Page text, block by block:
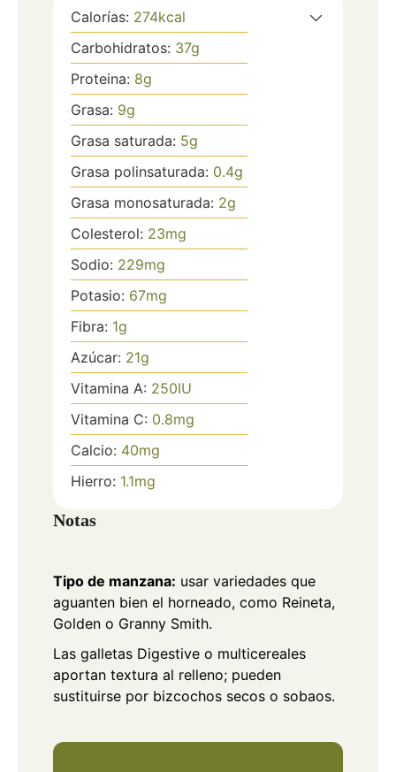
Calorías: 274kcal
Carbohidratos: 37g
Proteina: 8g
Grasa: 9g
Grasa saturada: 5g
Grasa polinsaturada: 0.4g
Grasa monosaturada: 2g
Colesterol: 23mg
Sodio: 229mg
Potasio: 67mg
Fibra: 1g
Azúcar: 21g
Vitamina A: 250IU
Vitamina C: 0.8mg
Calcio: 40mg
Hierro: 1.1mg
Notas
Tipo de manzana: usar variedades que
aguanten bien el horneado, como Reineta,
Golden o Granny Smith.
Las galletas Digestive o multicereales
aportan textura al relleno; pueden
sustituirse por bizcochos secos o sobaos.